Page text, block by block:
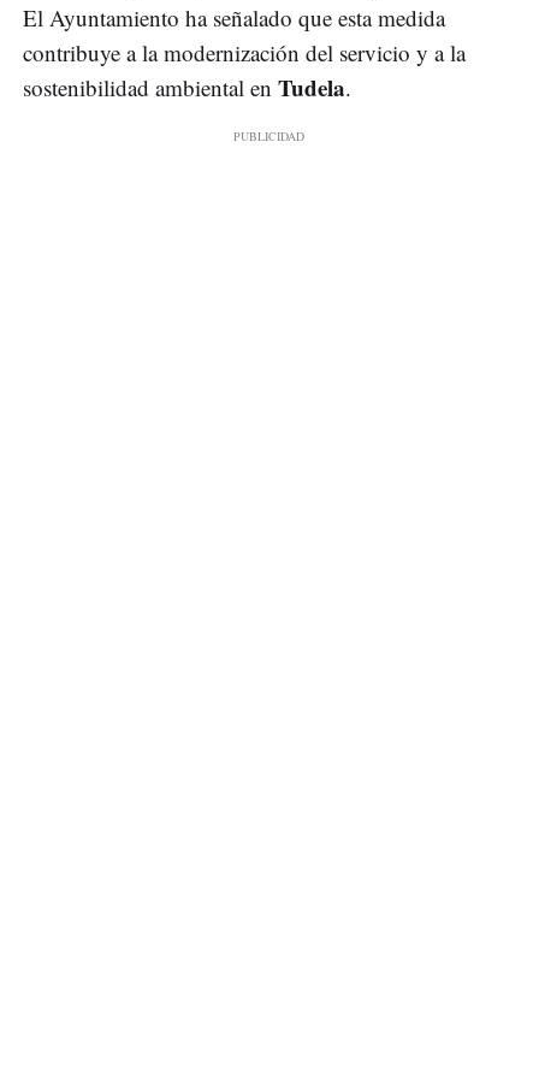
El Ayuntamiento ha señalado que esta medida
contribuye a la modernización del servicio y a la
sostenibilidad ambiental en Tudela.